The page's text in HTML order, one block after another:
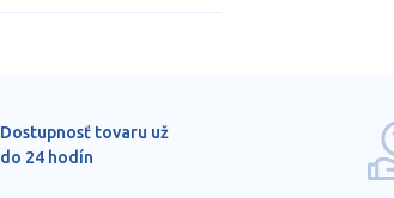
Dostupnosť tovaru už
do 24 hodín